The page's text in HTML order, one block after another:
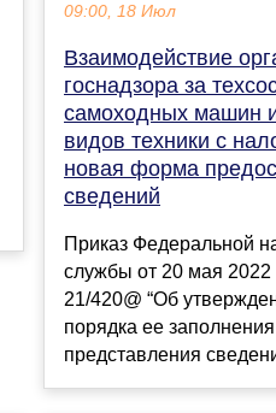
09:00, 18 Июл
Взаимодействие
госнадзора за
самоходных машин
видов техники с
новая форма
сведений
Приказ Федеральной
службы от 20 мая 2022
21/420@ “Об
порядка ее
представления